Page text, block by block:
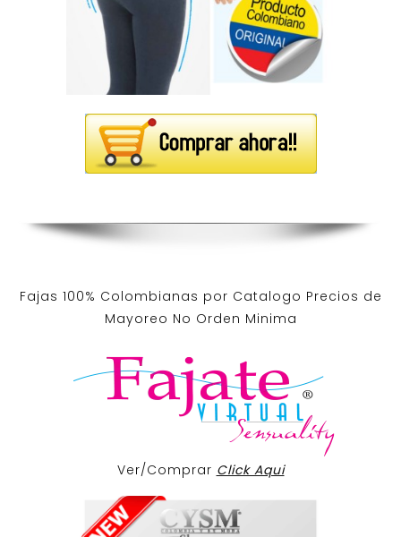
Fajas 100% Colombianas por Catalogo Precios de
Mayoreo No Orden Minima
Ver/Comprar Click Aqui